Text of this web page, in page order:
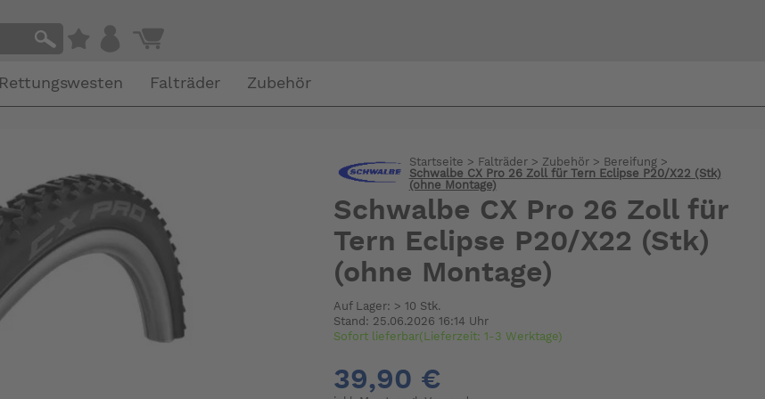
Rettungswesten Falträder Zubehör
Startseite > Falträder> Zubehör> Bereifung>
Schwalbe CX Pro 26 Zoll für Tern Eclipse P20/X22 (Stk)
(ohne Montage)
Schwalbe CX Pro 26 Zoll für
Tern Eclipse P20/X22 (Stk)
(ohne Montage)
Auf Lager: > 10 Stk.
Stand: 25.06.2026 16:14 Uhr
Sofort lieferbar(Lieferzeit: 1-3 Werktage)
39,90 €